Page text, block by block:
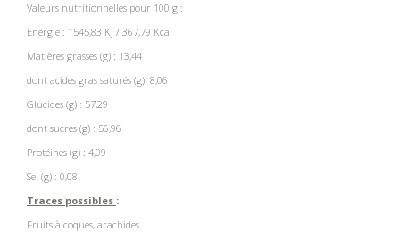
Valeurs nutritionnelles pour 100 g :
Energie : 1545,83 Kj / 367,79 Kcal
Matières grasses (g) : 13,44
dont acides gras saturés (g): 8,06
Glucides (g) : 57,29
dont sucres (g) : 56,96
Protéines (g) : 4,09
Sel (g) : 0,08
Traces possibles :
Fruits à coques, arachides.